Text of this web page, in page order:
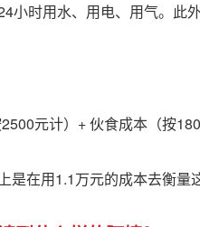
小时用水、用电、用气。
元计）+ 伙食成本（按
是在用1.1万元的成本去衡量